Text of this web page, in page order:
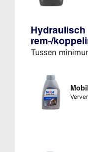
Hydraulisch
rem-/
Tussen